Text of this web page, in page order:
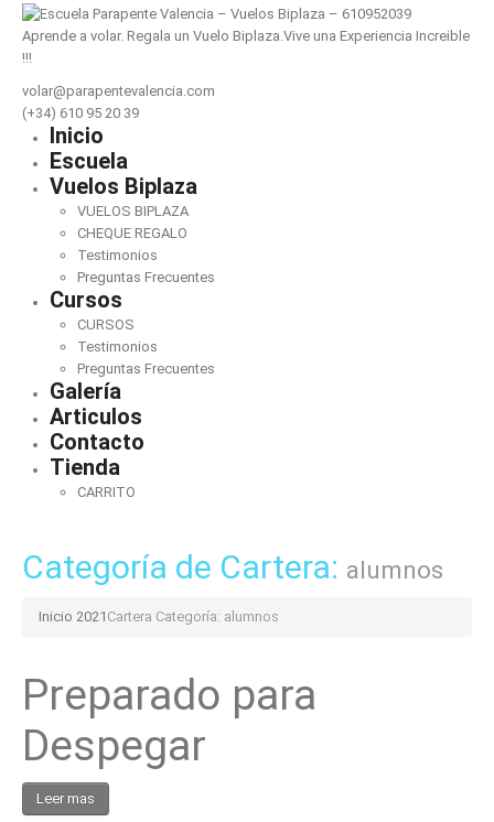
Aprende a volar. Regala un Vuelo Biplaza.Vive una Experiencia Increible
!!!
volar@parapentevalencia.com
(+34) 610 95 20 39
Inicio
Escuela
Vuelos Biplaza
VUELOS BIPLAZA
CHEQUE REGALO
Testimonios
Preguntas Frecuentes
Cursos
CURSOS
Testimonios
Preguntas Frecuentes
Galería
Articulos
Contacto
Tienda
CARRITO
Categoría de Cartera: alumnos
Inicio 2021 Cartera Categoría: alumnos
Preparado para
Despegar
Leer mas